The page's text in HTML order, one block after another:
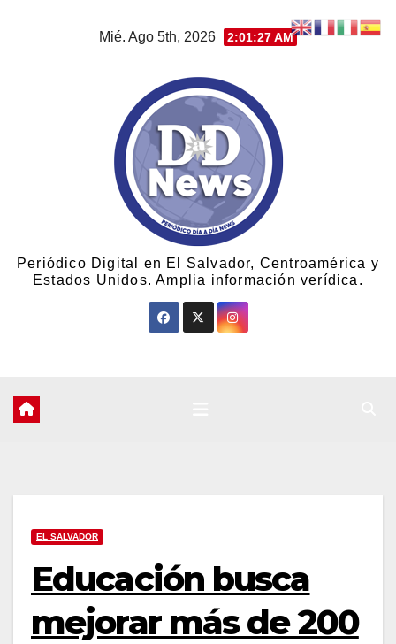
Mié. Ago 5th, 2026 2:01:28 AM
Periódico Digital en El Salvador, Centroamérica y
Estados Unidos. Amplia información verídica.
EL SALVADOR
Educación busca
mejorar más de 200